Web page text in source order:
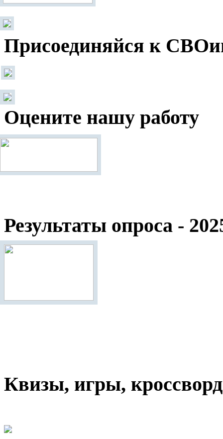
Присоединяйся к
Оцените нашу работу
Результаты опроса -
Квизы, игры,